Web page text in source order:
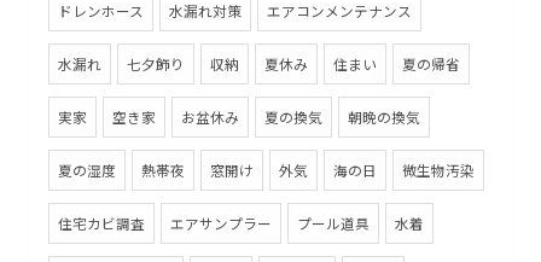
ドレンホース 水漏れ対策 エアコンメンテナンス
水漏れ 七夕飾り 収納 夏休み 住まい 夏の帰省
実家 空き家 お盆休み 夏の換気 朝晩の換気
夏の湿度 熱帯夜 窓開け 外気 海の日 微生物汚染
住宅カビ調査 エアサンプラー プール道具 水着